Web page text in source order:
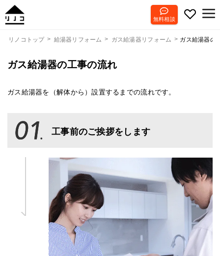
無料相談
リノコトップ 給湯器リフォーム ガス給湯器リフォーム ガス給湯器の
ガス給湯器の工事の流れ
ガス給湯器を（解体から）設置するまでの流れです。
工事前のご挨拶をします